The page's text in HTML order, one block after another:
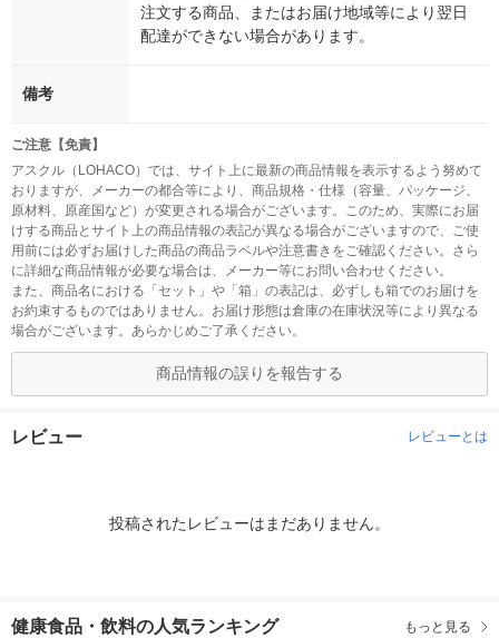
注文する商品、またはお届け地域等により翌日
配達ができない場合があります。
備考
ご注意【免責】
アスクル（LOHACO）では、サイト上に最新の商品情報を表示するよう努めて
おりますが、メーカーの都合等により、商品規格・仕様（容量、パッケージ、
原材料、原産国など）が変更される場合がございます。このため、実際にお届
けする商品とサイト上の商品情報の表記が異なる場合がございますので、ご使
用前には必ずお届けした商品の商品ラベルや注意書きをご確認ください。さら
に詳細な商品情報が必要な場合は、メーカー等にお問い合わせください。
また、商品名における「セット」や「箱」の表記は、必ずしも箱でのお届けを
お約束するものではありません。お届け形態は倉庫の在庫状況等により異なる
場合がございます。あらかじめご了承ください。
商品情報の誤りを報告する
レビュー レビューとは
投稿されたレビューはまだありません。
健康食品・飲料の人気ランキング もっと見る